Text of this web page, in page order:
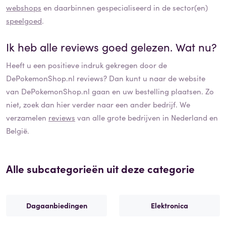
webshops en daarbinnen gespecialiseerd in de sector(en)
speelgoed.
Ik heb alle reviews goed gelezen. Wat nu?
Heeft u een positieve indruk gekregen door de
DePokemonShop.nl reviews? Dan kunt u naar de website
van DePokemonShop.nl gaan en uw bestelling plaatsen. Zo
niet, zoek dan hier verder naar een ander bedrijf. We
verzamelen reviews van alle grote bedrijven in Nederland en
België.
Alle subcategorieën uit deze categorie
Dagaanbiedingen Elektronica